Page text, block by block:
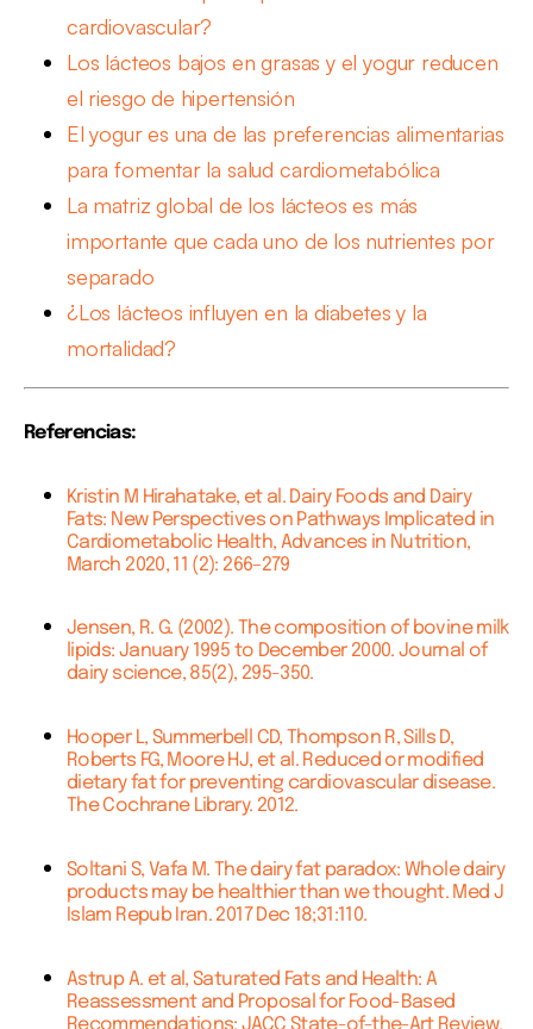
cardiovascular?
Los lácteos bajos en grasas y el yogur reducen
el riesgo de hipertensión
El yogur es una de las preferencias alimentarias
para fomentar la salud cardiometabólica
La matriz global de los lácteos es más
importante que cada uno de los nutrientes por
separado
¿Los lácteos influyen en la diabetes y la
mortalidad?
Referencias:
Kristin M Hirahatake, et al. Dairy Foods and Dairy
Fats: New Perspectives on Pathways Implicated in
Cardiometabolic Health, Advances in Nutrition,
March 2020, 11 (2): 266–279
Jensen, R. G. (2002). The composition of bovine milk
lipids: January 1995 to December 2000. Journal of
dairy science, 85(2), 295-350.
Hooper L, Summerbell CD, Thompson R, Sills D,
Roberts FG, Moore HJ, et al. Reduced or modified
dietary fat for preventing cardiovascular disease.
The Cochrane Library. 2012.
Soltani S, Vafa M. The dairy fat paradox: Whole dairy
products may be healthier than we thought. Med J
Islam Repub Iran. 2017 Dec 18;31:110.
Astrup A. et al, Saturated Fats and Health: A
Reassessment and Proposal for Food-Based
Recommendations: JACC State-of-the-Art Review.